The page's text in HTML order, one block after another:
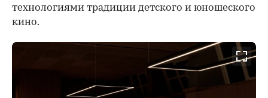
технологиями традиции детского и юношеского
кино.